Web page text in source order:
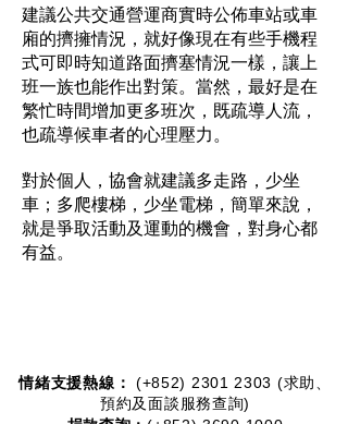
建議公共交通營運商實時公佈車站或車
廂的擠擁情況，就好像現在有些手機程
式可即時知道路面擠塞情況一樣，讓上
班一族也能作出對策。當然，最好是在
繁忙時間增加更多班次，既疏導人流，
也疏導候車者的心理壓力。
對於個人，協會就建議多走路，少坐
車；多爬樓梯，少坐電梯，簡單來說，
就是爭取活動及運動的機會，對身心都
有益。
情緒支援熱線：​​ (+852) 2301 2303 (求助、
預約及面談服務查詢)